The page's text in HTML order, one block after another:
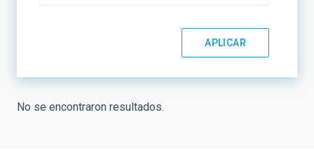
No se encontraron resultados.